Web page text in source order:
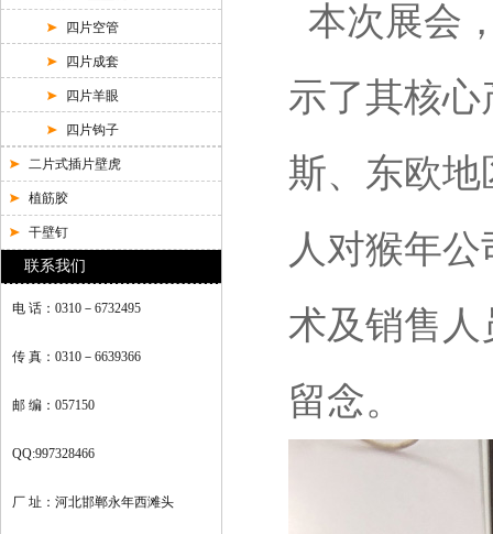
四片空管
四片成套
四片羊眼
四片钩子
二片式插片壁虎
植筋胶
干壁钉
联系我们
电 话：0310－6732495
传 真：0310－6639366
邮 编：057150
QQ:997328466
厂 址：河北邯郸永年西滩头
本次展会
示了其核
斯、东欧
人对猴年
术及销售
留念。